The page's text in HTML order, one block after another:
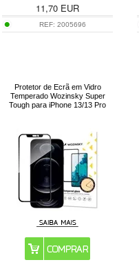
11,70 EUR
REF:2005696
Protetor de Ecrã em Vidro
Temperado Wozinsky Super
Tough para iPhone 13/13 Pro